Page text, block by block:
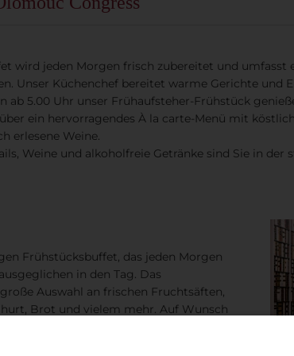
wird jeden Morgen frisch zubereitet und umfasst
Unser Küchenchef bereitet warme Gerichte und
ab 5.00 Uhr unser Frühaufsteher-Frühstück
ein hervorragendes À la carte-Menü mit
erlesene Weine.
Weine und alkoholfreie Getränke sind Sie in
Frühstücksbuffet, das jeden Morgen
in den Tag. Das
Auswahl an frischen Fruchtsäften,
Brot und vielem mehr. Auf Wunsch
zubereiten lassen. Im Falle einer frühen
Frühstück zur Verfügung – bitte